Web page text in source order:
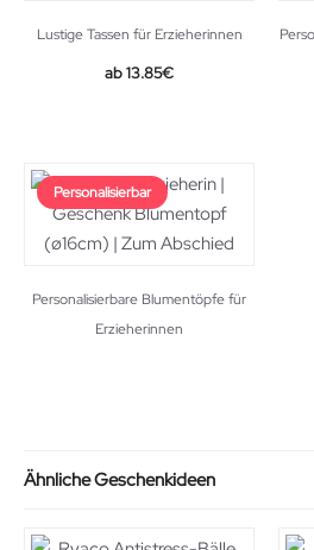
Lustige Tassen für Erzieherinnen
13.85€
Personalisierbar
Personalisierbare Blumentöpfe für
Erzieherinnen
Ähnliche Geschenkideen